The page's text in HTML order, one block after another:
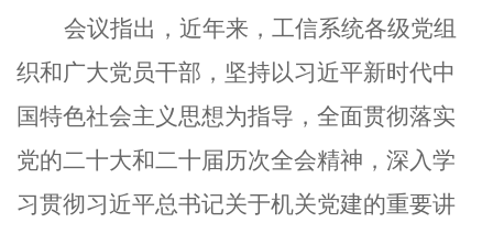
会议指出，近年来，工信系统各级党组
织和广大党员干部，坚持以习近平新时代中
国特色社会主义思想为指导，全面贯彻落实
党的二十大和二十届历次全会精神，深入学
习贯彻习近平总书记关于机关党建的重要讲